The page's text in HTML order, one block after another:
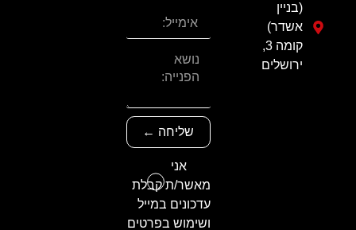
אני
מאשר/ת קבלת
עדכונים במייל
ושימוש בפרטים
שליחה ←
(בניין
אשדר)
קומה 3,
ירושלים